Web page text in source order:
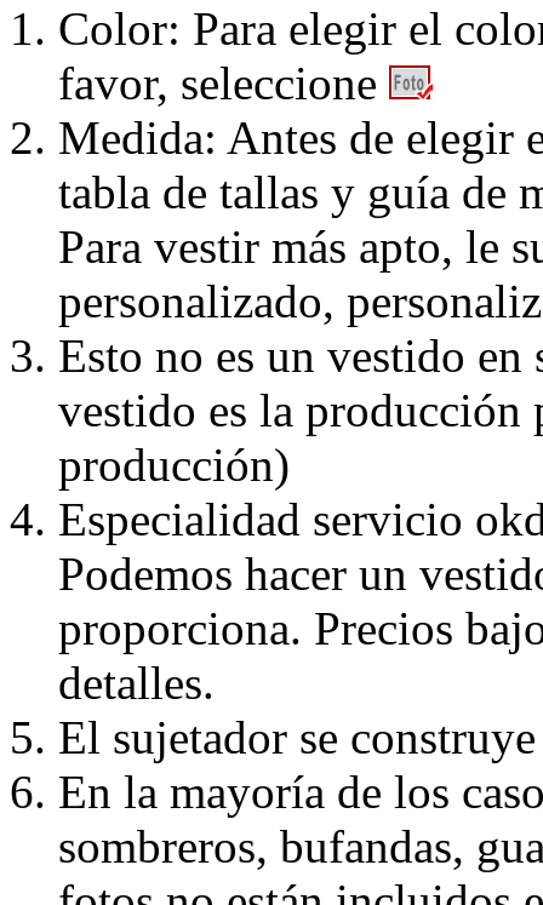
Color: Para elegir el
favor, seleccione
Medida: Antes de elegir
tabla de tallas y guía de
Para vestir más apto, le
personalizado,
Esto no es un vestido
vestido es la producción
producción)
Especialidad servicio
Podemos hacer un
proporciona. Precios
detalles.
El sujetador se
En la mayoría de los
sombreros, bufandas,